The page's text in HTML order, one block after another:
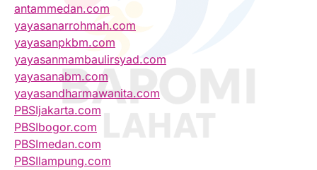
antammedan.com
yayasanarrohmah.com
yayasanpkbm.com
yayasanmambaulirsyad.com
yayasanabm.com
yayasandharmawanita.com
PBSIjakarta.com
PBSIbogor.com
PBSImedan.com
PBSIlampung.com